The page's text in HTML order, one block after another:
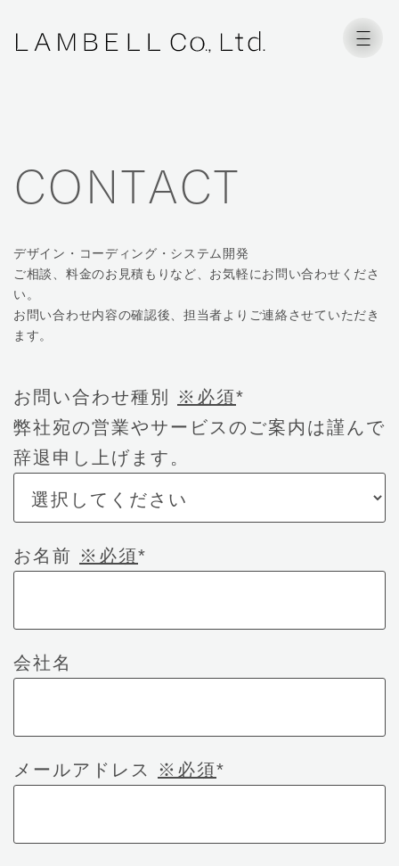
CONTACT
デザイン・コーディング・システム開発
ご相談、料金のお見積もりなど、お気軽にお問い合わせくださ
い。
お問い合わせ内容の確認後、担当者よりご連絡させていただき
ます。
お問い合わせ種別 ※必須*
弊社宛の営業やサービスのご案内は謹んで
辞退申し上げます。
お名前 ※必須*
会社名
メールアドレス ※必須*